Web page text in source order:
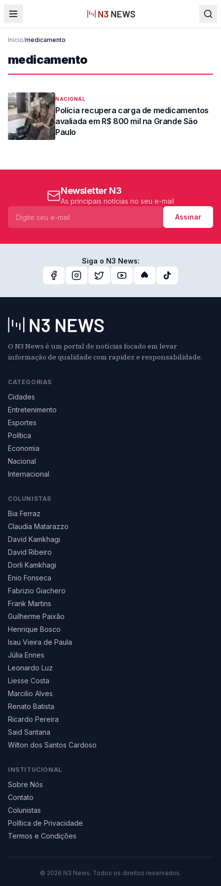
Início/medicamento
medicamento
NACIONAL
Polícia recupera carga de medicamentos
avaliada em R$ 800 mil na Grande São
Paulo
Newsletter N3
As principais notícias no seu e-mail
Assinar
Siga o N3 News:
O N3 News é um portal de notícias focado em levar
informação de qualidade com rapidez e responsabilidade.
CATEGORIAS
Cidades
Entretenimento
Esportes
Política
Economia
Nacional
Internacional
COLUNISTAS
Bia Ferraz
Claudia Matarazzo
David Kamkhagi
David Ribeiro
Dorli Kamkhagi
Enio Fonseca
Fabrizio Giachero
Frank Martins
Guilherme Paixão
Henrique Bosco
Isau Vieira de Paula
Júlia Ennes
Leonardo Luz
Liesse Costa
Marcilio Alves
Renato Batista
Ricardo Pereira
Said Santana
Wilton dos Santos Cardoso
INSTITUCIONAL
Sobre Nós
Contato
Colunistas
Política de Privacidade
Termos e Condições
© 2026 N3 News. Todos os direitos reservados.